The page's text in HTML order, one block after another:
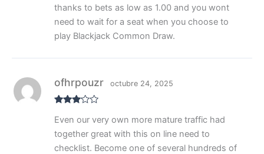
thanks to bets as low as 1.00 and you wont
need to wait for a seat when you choose to
play Blackjack Common Draw.
do con
de 5
ofhrpouzr octubre 24, 2025
Even our very own more mature traffic had
together great with this on line need to
checklist. Become one of several hundreds of